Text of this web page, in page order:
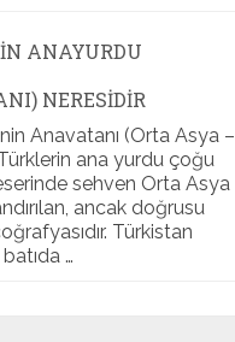
ANAYURDU
NERESIDIR
Anavatanı (Orta Asya –
ana yurdu çoğu
sehven Orta Asya
ancak doğrusu
Türkistan
…